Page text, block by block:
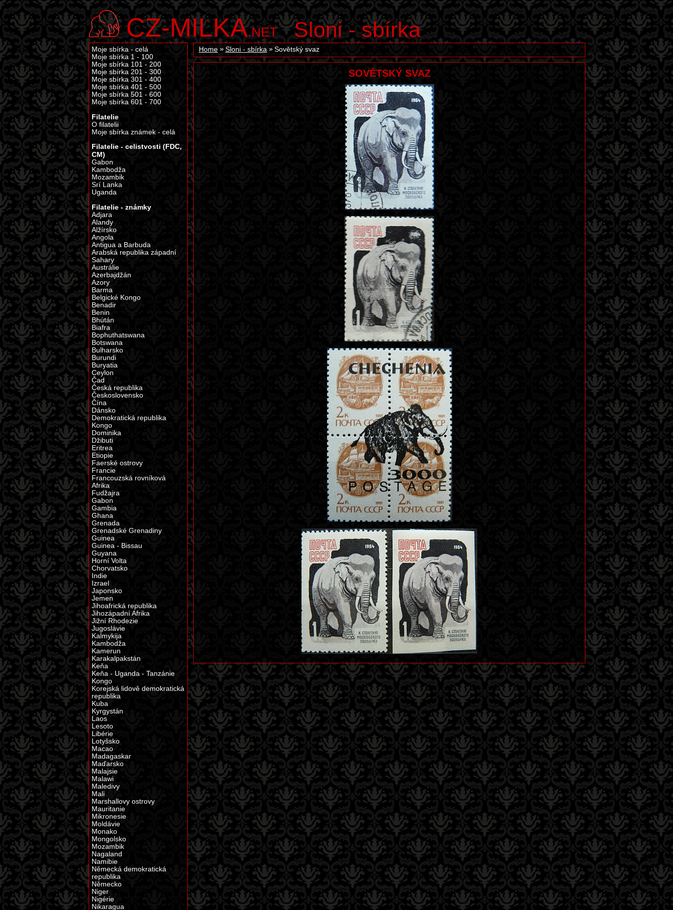
CZ-MILKA.NET Sloni - sbírka
Home Sloni - sbírka Sovětský svaz
SOVĚTSKÝ SVAZ
Moje sbírka - celá
Moje sbírka 1 - 100
Moje sbírka 101 - 200
Moje sbírka 201 - 300
Moje sbírka 301 - 400
Moje sbírka 401 - 500
Moje sbírka 501 - 600
Moje sbírka 601 - 700
Filatelie
O filatelii
Moje sbírka známek - celá
Filatelie - celistvosti (FDC,
CM)
Gabon
Kambodža
Mozambik
Srí Lanka
Uganda
Filatelie - známky
Adjara
Alandy
Alžírsko
Angola
Antigua a Barbuda
Arabská republika západní
Sahary
Austrálie
Azerbajdžán
Azory
Barma
Belgické Kongo
Benadir
Benin
Bhútán
Biafra
Bophuthatswana
Botswana
Bulharsko
Burundi
Buryatia
Ceylon
Čad
Česká republika
Československo
Čína
Dánsko
Demokratická republika
Kongo
Dominika
Džibuti
Eritrea
Etiopie
Faerské ostrovy
Francie
Francouzská rovníková
Afrika
Fudžajra
Gabon
Gambia
Ghana
Grenada
Grenadské Grenadiny
Guinea
Guinea - Bissau
Guyana
Horní Volta
Chorvatsko
Indie
Izrael
Japonsko
Jemen
Jihoafrická republika
Jihozápadní Afrika
Jižní Rhodezie
Jugoslávie
Kalmykija
Kambodža
Kamerun
Karakalpakstán
Keňa
Keňa - Uganda - Tanzánie
Kongo
Korejská lidově demokratická
republika
Kuba
Kyrgystán
Laos
Lesoto
Libérie
Lotyšsko
Macao
Madagaskar
Maďarsko
Malajsie
Malawi
Maledivy
Mali
Marshallovy ostrovy
Mauritanie
Mikronesie
Moldávie
Monako
Mongolsko
Mozambik
Nagaland
Namibie
Německá demokratická
republika
Německo
Niger
Nigérie
Nikaragua